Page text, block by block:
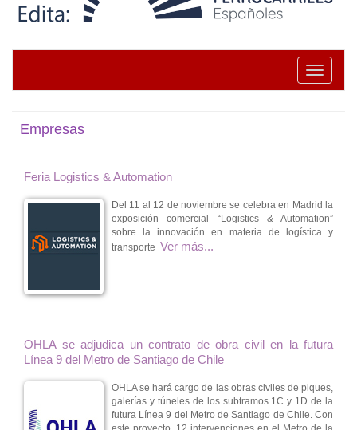
Toggle
Empresas
Feria Logistics & Automation
Del 11 al 12 de noviembre se celebra en Madrid la
exposición comercial “Logistics & Automation”
sobre la innovación en materia de logística y
transporte Ver más...
OHLA se adjudica un contrato de obra civil en la futura
Línea 9 del Metro de Santiago de Chile
OHLA se hará cargo de las obras civiles de piques,
galerías y túneles de los subtramos 1C y 1D de la
futura Línea 9 del Metro de Santiago de Chile. Con